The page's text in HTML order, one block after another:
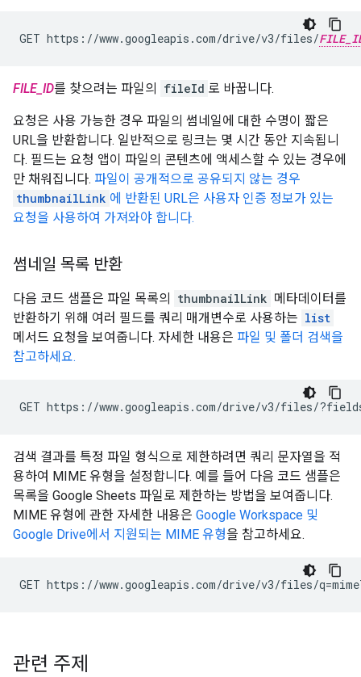
GET https://www.googleapis.com/drive/v3/files/
FILE_ID를 찾으려는 파일의 fileId 로 바꿉니다.
요청은 사용 가능한 경우 파일의 썸네일에 대한 수명이 짧은
URL을 반환합니다. 일반적으로 링크는 몇 시간 동안 지속됩니
다. 필드는 요청 앱이 파일의 콘텐츠에 액세스할 수 있는 경우에
만 채워집니다. 파일이 공개적으로 공유되지 않는 경우
thumbnailLink 에 반환된 URL은 사용자 인증 정보가 있는
요청을 사용하여 가져와야 합니다.
썸네일 목록 반환
다음 코드 샘플은 파일 목록의 thumbnailLink 메타데이터를
반환하기 위해 여러 필드를 쿼리 매개변수로 사용하는 list
메서드 요청을 보여줍니다. 자세한 내용은 파일 및 폴더 검색을
참고하세요.
검색 결과를 특정 파일 형식으로 제한하려면 쿼리 문자열을 적
용하여 MIME 유형을 설정합니다. 예를 들어 다음 코드 샘플은
목록을 Google Sheets 파일로 제한하는 방법을 보여줍니다.
MIME 유형에 관한 자세한 내용은 Google Workspace 및
Google Drive에서 지원되는 MIME 유형을 참고하세요.
관련 주제